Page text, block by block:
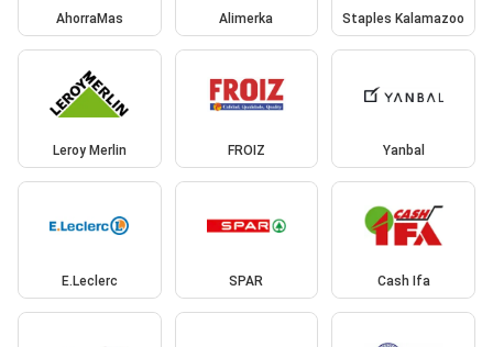
AhorraMas Alimerka Staples Kalamazoo
Leroy Merlin FROIZ Yanbal
E.Leclerc SPAR Cash Ifa